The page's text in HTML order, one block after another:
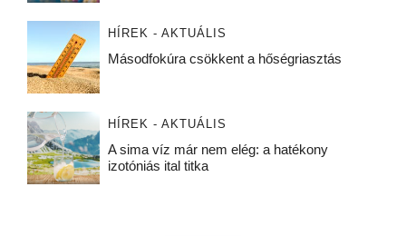
HÍREK - AKTUÁLIS
Másodfokúra csökkent a hőségriasztás
HÍREK - AKTUÁLIS
A sima víz már nem elég: a hatékony
izotóniás ital titka